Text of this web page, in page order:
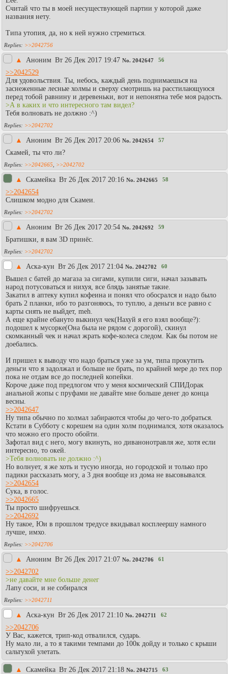
Считай что ты в моей несуществующей партии у которой даже
названия нету.
Типа утопия, да, но к ней нужно стремиться.
>>2042756
▲ Аноним Вт 26 Дек 2017 19:47 No. 2042647 56
>>2042529
Для удовольствия. Ты, небось, каждый день поднимаешься на
заснеженные лесные холмы и сверху смотришь на расстилающуюся
перед тобой равнину и деревеньки, вот и непонятна тебе моя радость.
>А в каких и что интересного там видел?
Тебя волновать не должно :^)
>>2042702
▲ Аноним Вт 26 Дек 2017 20:06 No. 2042654 57
Скамей, ты что ли?
>>2042665 >>2042702
▲ Скамейка Вт 26 Дек 2017 20:16 No. 2042665 58
>>2042654
Слишком модно для Скамеи.
>>2042702
▲ Аноним Вт 26 Дек 2017 20:54 No. 2042692 59
Братишки, я вам 3D принёс.
>>2042702
▲ Аска-кун Вт 26 Дек 2017 21:04 No. 2042702 60
Вышел с батей до магаза за сигами, купили сиги, начал зазывать
народ потусоваться и нихуя, все блядь занятые такие.
Закатил в аптеку купил кофеина и понял что обосрался и надо было
брать 2 планки, ибо то разгоняюсь, то туплю, а деньги все равно с
карты снять не выйдет, meh.
А еще крайне ебануто выкинул чек(Нахуй я его взял вообще?):
подошел к мусорке(Она была не рядом с дорогой), скинул
скомканный чек и начал жрать кофе-колеса следом. Как бы потом не
доебались.
И пришел к выводу что надо браться уже за ум, типа прокутить
деньги что я задолжал и больше не брать, по крайней мере до тех пор
пока не отдам все до последней копейки.
Короче даже под предлогом что у меня космический СПИДорак
анальной жопы с пруфами не давайте мне больше денег до конца
весны.
>>2042647
Ну типа обычно по холмал забираются чтобы до чего-то добраться.
Кстати в Субботу с корешем на один холм поднимался, хотя оказалось
что можно его просто обойти.
Зафотал вид с него, могу вкинуть, но диванонотравля же, хотя если
интересно, то окей.
>Тебя волновать не должно :^)
Но волнует, я же хоть и тусую иногда, но городской и только про
падики рассказать могу, а 3 дня вообще из дома не высовывался.
>>2042654
Сука, в голос.
>>2042665
Ты просто шифруешься.
>>2042692
Ну такое, Юи в прошлом тредусе вкидывал косплеершу намного
лучше, имхо.
>>2042706
▲ Аноним Вт 26 Дек 2017 21:07 No. 2042706 61
>>2042702
>не давайте мне больше денег
Лапу соси, и не собирался
>>2042711
▲ Аска-кун Вт 26 Дек 2017 21:10 No. 2042711 62
>>2042706
У Вас, кажется, трип-код отвалился, сударь.
Ну мало ли, а то я такими темпами до 100к дойду и только с крыши
сальтухой улетать.
▲ Скамейка Вт 26 Дек 2017 21:18 No. 2042715 63